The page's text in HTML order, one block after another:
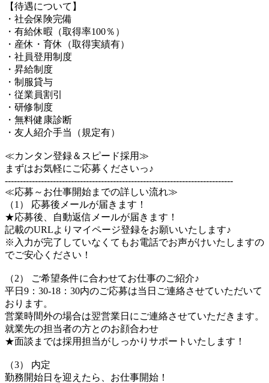
【待遇について】
・社会保険完備
・有給休暇（取得率100％）
・産休・育休（取得実績有）
・社員登用制度
・昇給制度
・制服貸与
・従業員割引
・研修制度
・無料健康診断
・友人紹介手当（規定有）
≪カンタン登録＆スピード採用≫
まずはお気軽にご応募くださいっ♪
----------------------------------------------------------------------------
≪応募～お仕事開始までの詳しい流れ≫
（1） 応募後メールが届きます！
★応募後、自動返信メールが届きます！
記載のURLよりマイページ登録をお願いいたします♪
※入力が完了していなくてもお電話でお声がけいたしますの
でご安心ください！
（2） ご希望条件に合わせてお仕事のご紹介♪
平日9：30-18：30内のご応募は当日ご連絡させていただいて
おります。
営業時間外の場合は翌営業日にご連絡させていただきます。
就業先の担当者の方とのお顔合わせ
★面談までは採用担当がしっかりサポートいたします！
（3） 内定
勤務開始日を迎えたら、お仕事開始！